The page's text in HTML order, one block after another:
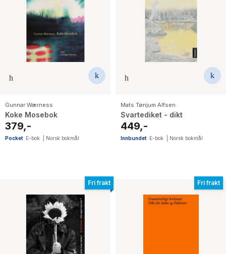
Gunnar Wærness
Koke Mosebok
379,-
Pocket E-bok Norsk bokmål
Mats Tønjum Alfsen
Svartediket - dikt
449,-
Innbundet E-bok Norsk bokmål
Fri frakt Fri frakt